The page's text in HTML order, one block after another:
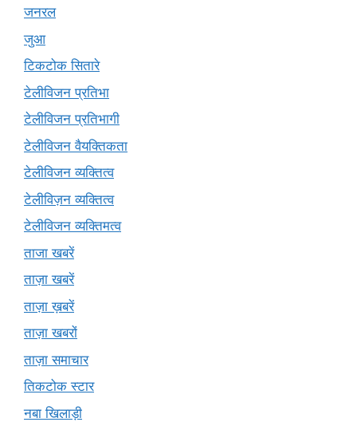
जनरल
जुआ
टिकटोक सितारे
टेलीविजन प्रतिभा
टेलीविजन प्रतिभागी
टेलीविजन वैयक्तिकता
टेलीविजन व्यक्तित्व
टेलीविज़न व्यक्तित्व
टेलीविजन व्यक्तिमत्व
ताजा खबरें
ताज़ा खबरें
ताज़ा ख़बरें
ताज़ा खबरों
ताज़ा समाचार
तिकटोक स्टार
नबा खिलाड़ी